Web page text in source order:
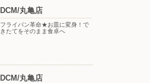
DCM/丸亀店
フライパン革命★お皿に変身！で
きたてをそのまま食卓へ
DCM/丸亀店